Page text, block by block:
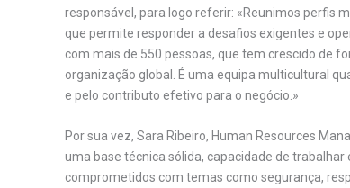
responsável, para logo referir: «Reunimos perfis
que permite responder a desafios exigentes e
com mais de 550 pessoas, que tem crescido de
organização global. É uma equipa multicultural
e pelo contributo efetivo para o negócio.»
Por sua vez, Sara Ribeiro, Human Resources
uma base técnica sólida, capacidade de
comprometidos com temas como segurança,